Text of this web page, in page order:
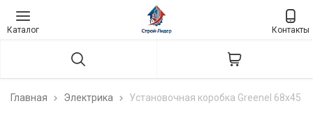
Каталог Контакты
Главная Электрика Установочная коробка Greenel 68x45